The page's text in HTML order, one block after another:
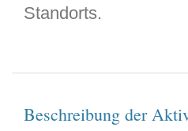
Standorts.
Beschreibung der